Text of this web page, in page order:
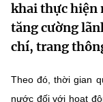
Bưu chính,
Sở hữu trí tuệ
Văn bản chỉ
Lấy ý kiến
THỐNG KÊ
Khoa học và
Đổi mới sáng
Multimedia
THƯ ĐIỆN TỬ
khai thực hiện
tăng cường
chí, trang
Theo đó, thời gian
nước đối với hoạt